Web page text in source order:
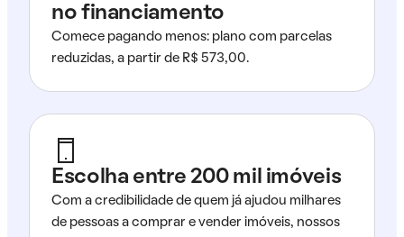
no financiamento
Comece pagando menos: plano com parcelas
reduzidas, a partir de R$ 573,00.
Escolha entre 200 mil imóveis
Com a credibilidade de quem já ajudou milhares
de pessoas a comprar e vender imóveis, nossos